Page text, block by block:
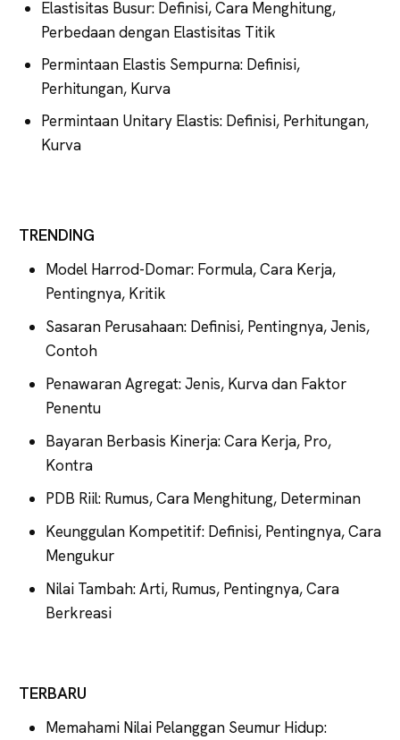
Elastisitas Busur: Definisi, Cara Menghitung,
Perbedaan dengan Elastisitas Titik
Permintaan Elastis Sempurna: Definisi,
Perhitungan, Kurva
Permintaan Unitary Elastis: Definisi, Perhitungan,
Kurva
TRENDING
Model Harrod-Domar: Formula, Cara Kerja,
Pentingnya, Kritik
Sasaran Perusahaan: Definisi, Pentingnya, Jenis,
Contoh
Penawaran Agregat: Jenis, Kurva dan Faktor
Penentu
Bayaran Berbasis Kinerja: Cara Kerja, Pro,
Kontra
PDB Riil: Rumus, Cara Menghitung, Determinan
Keunggulan Kompetitif: Definisi, Pentingnya, Cara
Mengukur
Nilai Tambah: Arti, Rumus, Pentingnya, Cara
Berkreasi
TERBARU
Memahami Nilai Pelanggan Seumur Hidup: